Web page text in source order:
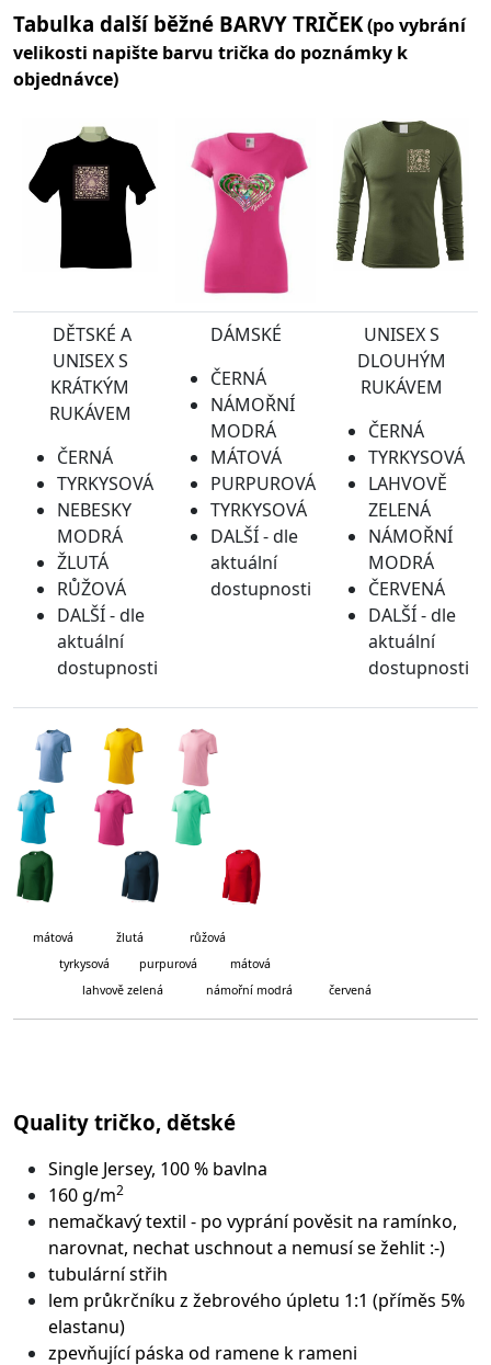
Tabulka další běžné BARVY TRIČEK(po vybrání
velikosti napište barvu trička do poznámky k
objednávce)
DĚTSKÉ A
UNISEX S
KRÁTKÝM
RUKÁVEM
ČERNÁ
TYRKYSOVÁ
NEBESKY
MODRÁ
ŽLUTÁ
RŮŽOVÁ
DALŠÍ - dle
aktuální
dostupnosti
DÁMSKÉ
ČERNÁ
NÁMOŘNÍ
MODRÁ
MÁTOVÁ
PURPUROVÁ
TYRKYSOVÁ
DALŠÍ - dle
aktuální
dostupnosti
UNISEX S
DLOUHÝM
RUKÁVEM
ČERNÁ
TYRKYSOVÁ
LAHVOVĚ
ZELENÁ
NÁMOŘNÍ
MODRÁ
ČERVENÁ
DALŠÍ - dle
aktuální
dostupnosti
mátová
žlutá růžová
tyrkysová purpurová mátová
lahvově zelená námořní modrá červená
Quality tričko, dětské
Single Jersey, 100 % bavlna
160 g/m2
nemačkavý textil - po vyprání pověsit na ramínko,
narovnat, nechat uschnout a nemusí se žehlit :-)
tubulární střih
lem průkrčníku z žebrového úpletu 1:1 (příměs 5%
elastanu)
zpevňující páska od ramene k rameni